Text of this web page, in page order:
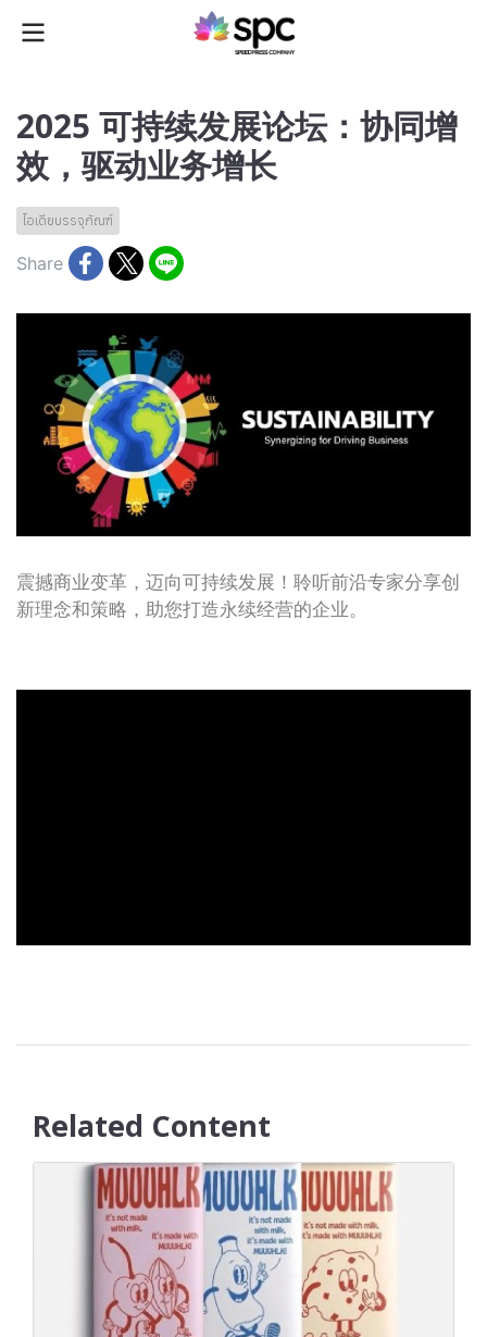
2025 可持续发展论坛：协同增
效，驱动业务增长
ไอเดียบรรจุภัณฑ์
Share
震撼商业变革，迈向可持续发展！聆听前沿专家分享创
新理念和策略，助您打造永续经营的企业。
Related Content